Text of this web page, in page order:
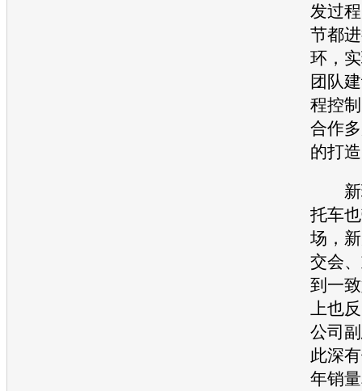
发过
节都
环，
团队
程控
合作
的打
新
托车
场，
交会
到一
上也
公司
此深
年销